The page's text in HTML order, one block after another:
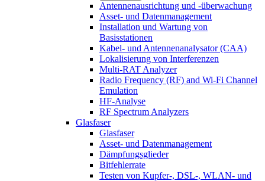
Antennenausrichtung und -überwachung
Asset- und Datenmanagement
Installation und Wartung von
Basisstationen
Kabel- und Antennenanalysator (CAA)
Lokalisierung von Interferenzen
Multi-RAT Analyzer
Radio Frequency (RF) and Wi-Fi Channel
Emulation
HF-Analyse
RF Spectrum Analyzers
Glasfaser
Glasfaser
Asset- und Datenmanagement
Dämpfungsglieder
Bitfehlerrate
Testen von Kupfer-, DSL-, WLAN- und